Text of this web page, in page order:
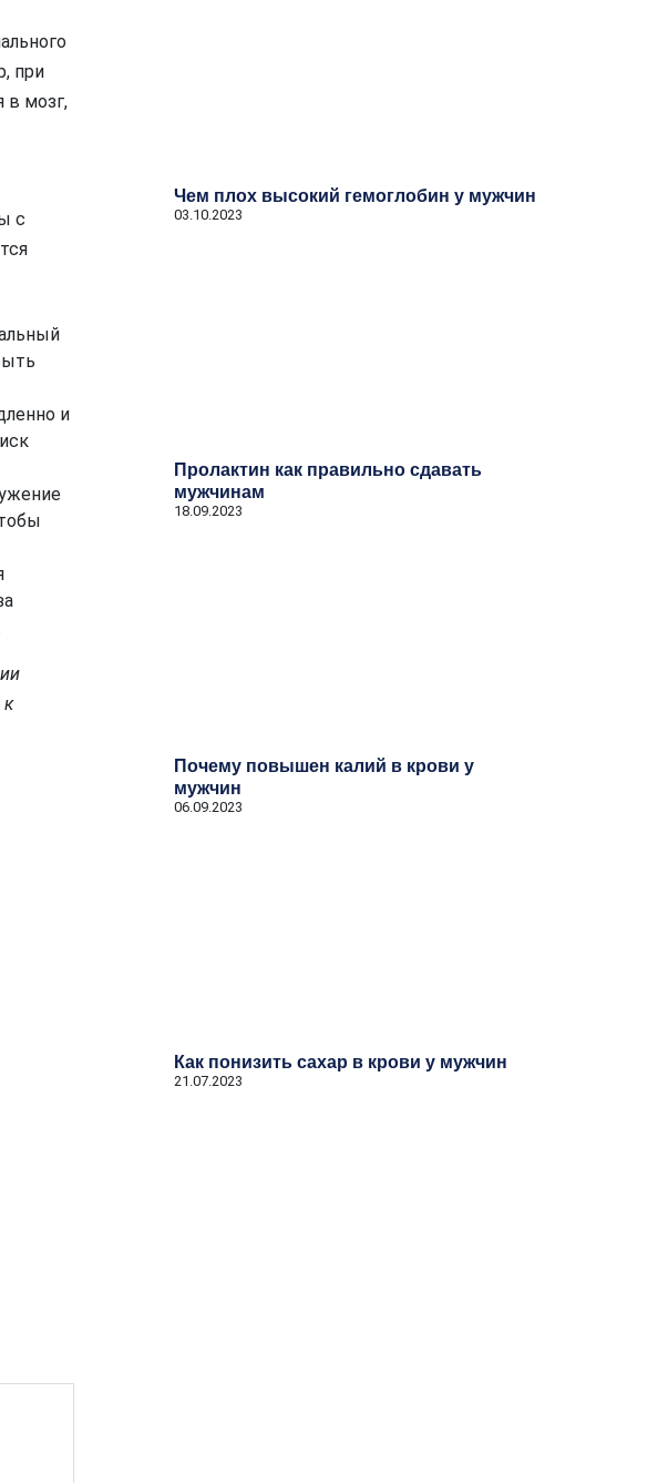
при
в мозг,
с
и
к
Чем плох высокий гемоглобин у мужчин
03.10.2023
Пролактин как правильно сдавать
мужчинам
18.09.2023
Почему повышен калий в крови у
мужчин
06.09.2023
Как понизить сахар в крови у мужчин
21.07.2023